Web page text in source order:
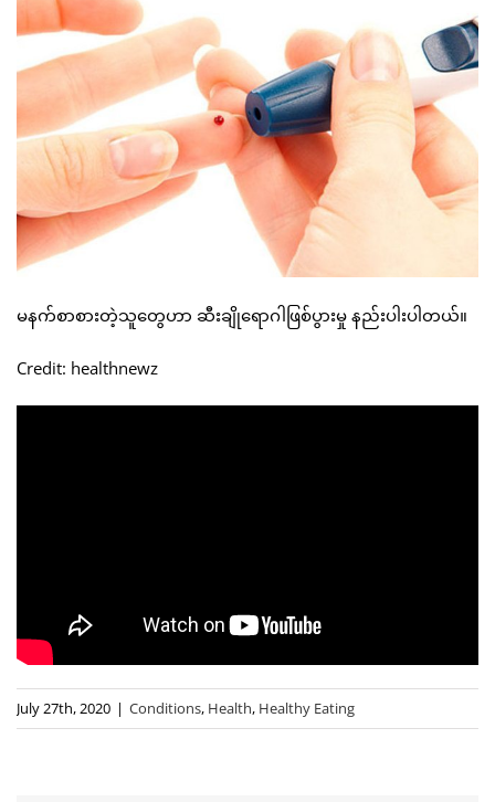
မနက်စာစားတဲ့သူတွေဟာ ဆီးချိုရောဂါဖြစ်ပွားမှု နည်းပါးပါတယ်။
Credit: healthnewz
July 27th, 2020 | Conditions, Health, Healthy Eating